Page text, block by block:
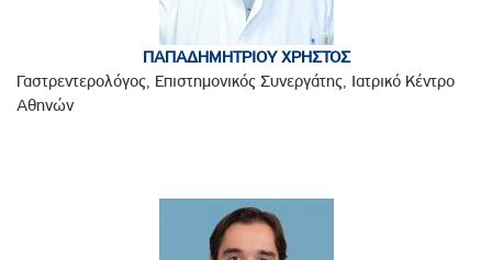
ΠΑΠΑΔΗΜΗΤΡΙΟΥ ΧΡΗΣΤΟΣ
Γαστρεντερολόγος, Επιστημονικός Συνεργάτης, Ιατρικό Κέντρο
Αθηνών